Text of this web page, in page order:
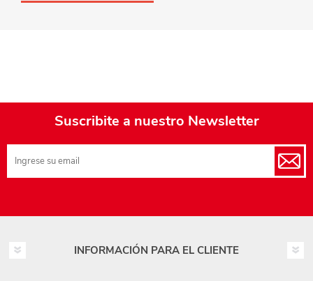
Suscribite a nuestro Newsletter
INFORMACIÓN PARA EL CLIENTE